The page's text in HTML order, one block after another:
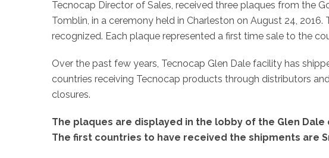
Tecnocap Director of Sales, received three plaques from the
Tomblin, in a ceremony held in Charleston on August 24,
recognized. Each plaque represented a first time sale to the
Over the past few years, Tecnocap Glen Dale facility has
countries receiving Tecnocap products through distributors
closures.
The plaques are displayed in the lobby of the Glen Dale
The first countries to have received the shipments are